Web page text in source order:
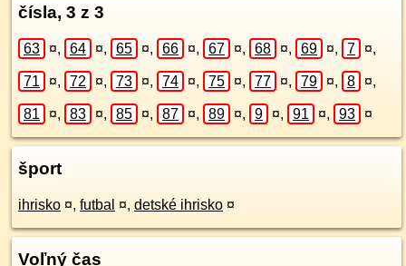
čísla, 3 z 3
63 ¤, 64 ¤, 65 ¤, 66 ¤, 67 ¤, 68 ¤, 69 ¤, 7 ¤,
71 ¤, 72 ¤, 73 ¤, 74 ¤, 75 ¤, 77 ¤, 79 ¤, 8 ¤,
81 ¤, 83 ¤, 85 ¤, 87 ¤, 89 ¤, 9 ¤, 91 ¤, 93 ¤
šport
ihrisko ¤, futbal ¤, detské ihrisko ¤
Voľný čas